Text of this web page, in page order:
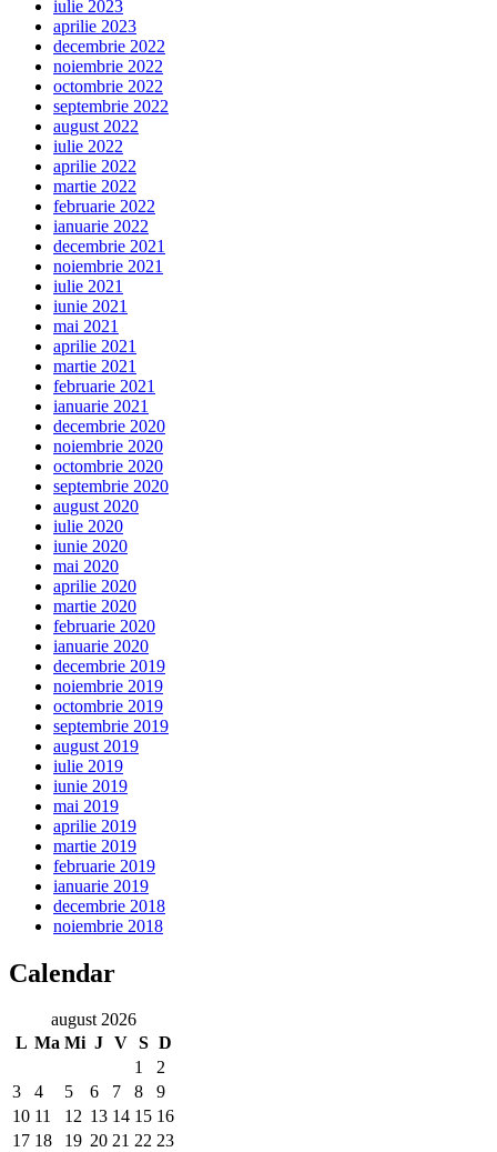
iulie 2023
aprilie 2023
decembrie 2022
noiembrie 2022
octombrie 2022
septembrie 2022
august 2022
iulie 2022
aprilie 2022
martie 2022
februarie 2022
ianuarie 2022
decembrie 2021
noiembrie 2021
iulie 2021
iunie 2021
mai 2021
aprilie 2021
martie 2021
februarie 2021
ianuarie 2021
decembrie 2020
noiembrie 2020
octombrie 2020
septembrie 2020
august 2020
iulie 2020
iunie 2020
mai 2020
aprilie 2020
martie 2020
februarie 2020
ianuarie 2020
decembrie 2019
noiembrie 2019
octombrie 2019
septembrie 2019
august 2019
iulie 2019
iunie 2019
mai 2019
aprilie 2019
martie 2019
februarie 2019
ianuarie 2019
decembrie 2018
noiembrie 2018
Calendar
august 2026
L Ma Mi J V S D
1
2
3
4 5 6 7 8
9
10 11 12 13 14 15 16
17 18 19 20 21 22 23